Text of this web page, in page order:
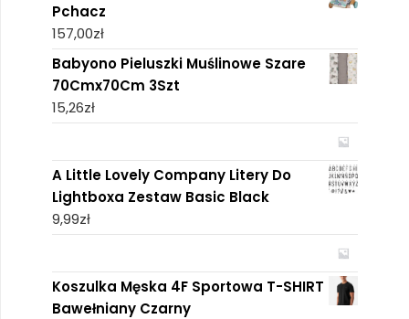
Pchacz
157,00zł
Babyono Pieluszki Muślinowe Szare
70Cmx70Cm 3Szt
15,26zł
A Little Lovely Company Litery Do
Lightboxa Zestaw Basic Black
9,99zł
Koszulka Męska 4F Sportowa T-SHIRT
Bawełniany Czarny